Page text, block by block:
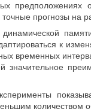
прогнозы на
к
временных
значительное
количеством